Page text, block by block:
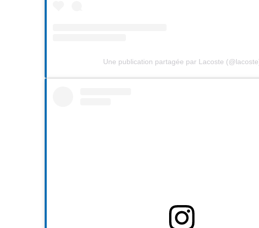
Une publication partagée par Lacoste